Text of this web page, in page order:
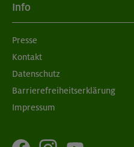
Info
Presse
Kontakt
Datenschutz
Barrierefreiheitserklärung
Impressum